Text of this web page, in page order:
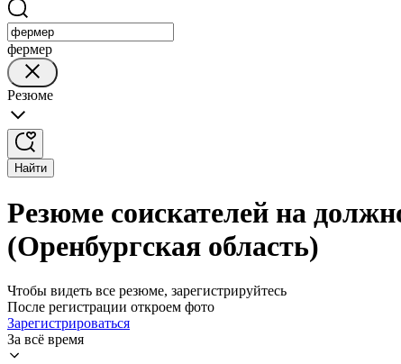
фермер
Резюме
Найти
Резюме соискателей на
(Оренбургская область)
Чтобы видеть все резюме, зарегистрируйтесь
После регистрации откроем фото
Зарегистрироваться
За всё время